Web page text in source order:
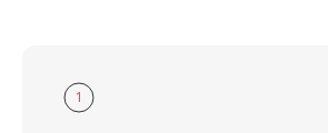
1